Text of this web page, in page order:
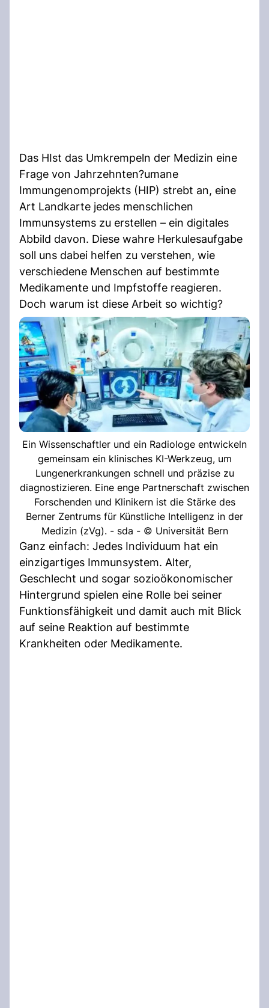
Das HIst das Umkrempeln der Medizin eine
Frage von Jahrzehnten?umane
Immungenomprojekts (HIP) strebt an, eine
Art Landkarte jedes menschlichen
Immunsystems zu erstellen – ein digitales
Abbild davon. Diese wahre Herkulesaufgabe
soll uns dabei helfen zu verstehen, wie
verschiedene Menschen auf bestimmte
Medikamente und Impfstoffe reagieren.
Doch warum ist diese Arbeit so wichtig?
Ein Wissenschaftler und ein Radiologe entwickeln
gemeinsam ein klinisches KI-Werkzeug, um
Lungenerkrankungen schnell und präzise zu
diagnostizieren. Eine enge Partnerschaft zwischen
Forschenden und Klinikern ist die Stärke des
Berner Zentrums für Künstliche Intelligenz in der
Medizin (zVg). - sda - © Universität Bern
Ganz einfach: Jedes Individuum hat ein
einzigartiges Immunsystem. Alter,
Geschlecht und sogar sozioökonomischer
Hintergrund spielen eine Rolle bei seiner
Funktionsfähigkeit und damit auch mit Blick
auf seine Reaktion auf bestimmte
Krankheiten oder Medikamente.